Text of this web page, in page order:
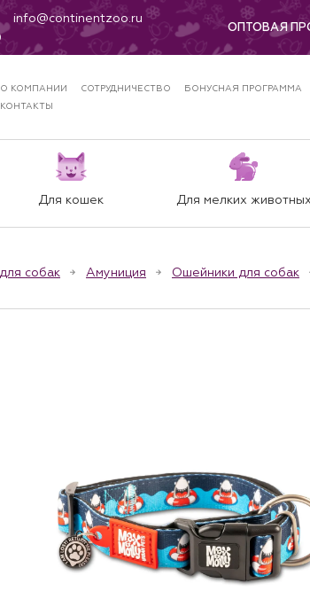
info@continentzoo.ru
ОПТОВАЯ
О КОМПАНИИ СОТРУДНИЧЕСТВО БОНУСНАЯ ПРОГРАММА
КОНТАКТЫ
Для кошек Для мелких животных
собак Амуниция Ошейники для собак